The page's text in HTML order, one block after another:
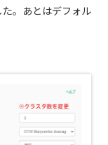
。あとはデフォル